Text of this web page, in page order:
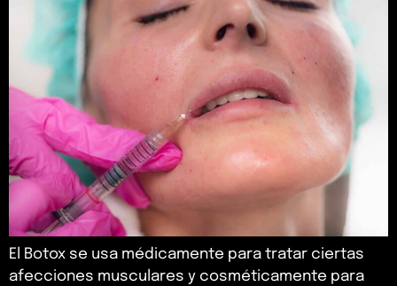
El Botox se usa médicamente para tratar ciertas
afecciones musculares y cosméticamente para